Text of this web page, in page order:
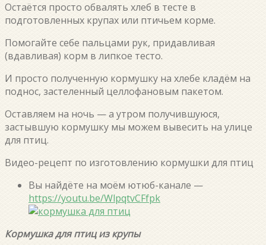
Остаётся просто обвалять хлеб в тесте в
подготовленных крупах или птичьем корме.
Помогайте себе пальцами рук, придавливая
(вдавливая) корм в липкое тесто.
И просто полученную кормушку на хлебе кладём на
поднос, застеленный целлофановым пакетом.
Оставляем на ночь — а утром получившуюся,
застывшую кормушку мы можем вывесить на улице
для птиц.
Видео-рецепт по изготовлению кормушки для птиц
Вы найдёте на моём ютюб-канале —
https://youtu.be/WlpqtvCFfpk
Кормушка для птиц из крупы